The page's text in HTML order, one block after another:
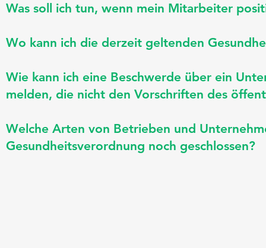
Was soll ich tun, wenn mein Mitarbeiter
Wo kann ich die derzeit geltenden
Wie kann ich eine Beschwerde über ein
melden, die nicht den Vorschriften des
Welche Arten von Betrieben und
Gesundheitsverordnung noch geschlossen?